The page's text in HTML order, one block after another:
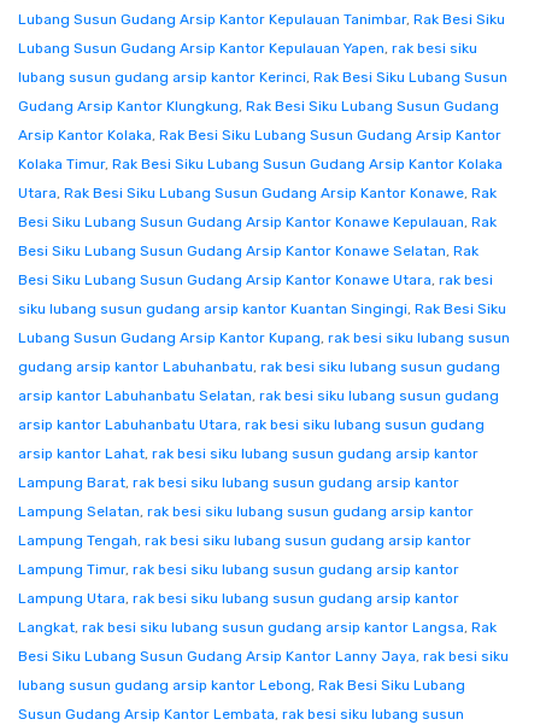
Lubang Susun Gudang Arsip Kantor Kepulauan Tanimbar, Rak Besi Siku
Lubang Susun Gudang Arsip Kantor Kepulauan Yapen, rak besi siku
lubang susun gudang arsip kantor Kerinci, Rak Besi Siku Lubang Susun
Gudang Arsip Kantor Klungkung, Rak Besi Siku Lubang Susun Gudang
Arsip Kantor Kolaka, Rak Besi Siku Lubang Susun Gudang Arsip Kantor
Kolaka Timur, Rak Besi Siku Lubang Susun Gudang Arsip Kantor Kolaka
Utara, Rak Besi Siku Lubang Susun Gudang Arsip Kantor Konawe, Rak
Besi Siku Lubang Susun Gudang Arsip Kantor Konawe Kepulauan, Rak
Besi Siku Lubang Susun Gudang Arsip Kantor Konawe Selatan, Rak
Besi Siku Lubang Susun Gudang Arsip Kantor Konawe Utara, rak besi
siku lubang susun gudang arsip kantor Kuantan Singingi, Rak Besi Siku
Lubang Susun Gudang Arsip Kantor Kupang, rak besi siku lubang susun
gudang arsip kantor Labuhanbatu, rak besi siku lubang susun gudang
arsip kantor Labuhanbatu Selatan, rak besi siku lubang susun gudang
arsip kantor Labuhanbatu Utara, rak besi siku lubang susun gudang
arsip kantor Lahat, rak besi siku lubang susun gudang arsip kantor
Lampung Barat, rak besi siku lubang susun gudang arsip kantor
Lampung Selatan, rak besi siku lubang susun gudang arsip kantor
Lampung Tengah, rak besi siku lubang susun gudang arsip kantor
Lampung Timur, rak besi siku lubang susun gudang arsip kantor
Lampung Utara, rak besi siku lubang susun gudang arsip kantor
Langkat, rak besi siku lubang susun gudang arsip kantor Langsa, Rak
Besi Siku Lubang Susun Gudang Arsip Kantor Lanny Jaya, rak besi siku
lubang susun gudang arsip kantor Lebong, Rak Besi Siku Lubang
Susun Gudang Arsip Kantor Lembata, rak besi siku lubang susun